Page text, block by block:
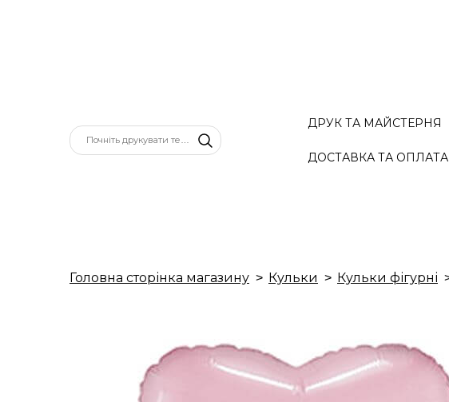
ДРУК ТА МАЙСТЕРНЯ
ДОСТАВКА ТА ОПЛАТА
Головна сторінка магазину Кульки Кульки фігурні